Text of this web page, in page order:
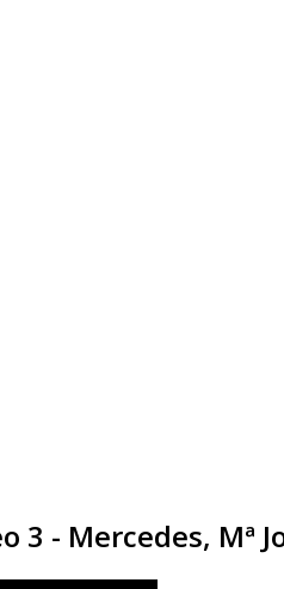
- Mercedes, Mª